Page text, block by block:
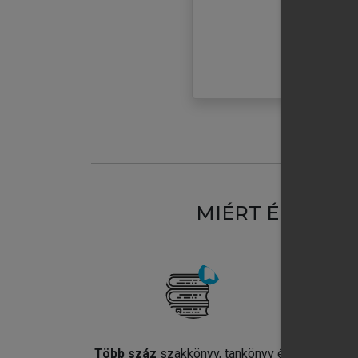
MIÉRT
Több száz szakkönyv, tankönyv és